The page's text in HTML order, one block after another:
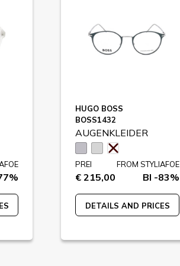
HUGO BOSS
BOSS1432
AUGENKLEIDER
PREI
€ 215,00
FROM STYLIAFOE
BI -83%
DETAILS AND PRICES